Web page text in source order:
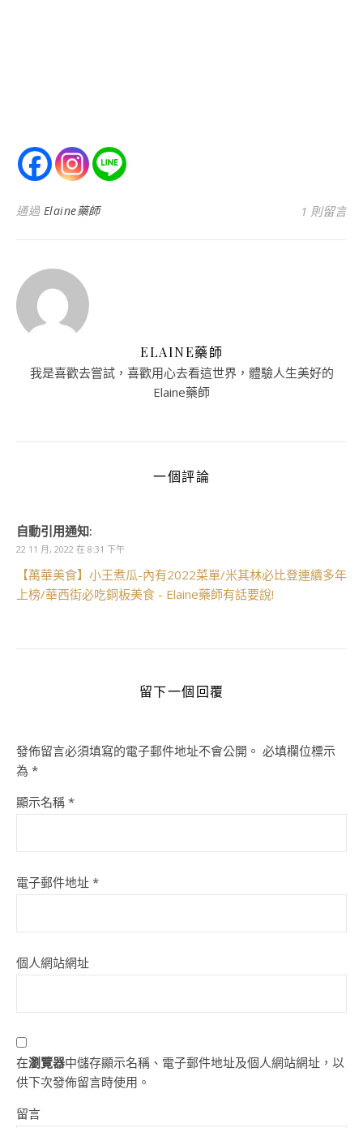
通過 Elaine藥師 1 則留言
ELAINE藥師
我是喜歡去嘗試，喜歡用心去看這世界，體驗人生美好的
Elaine藥師
一個評論
自動引用通知:
22 11 月, 2022 在 8:31 下午
【萬華美食】小王煮瓜-內有2022菜單/米其林必比登連續多年
上榜/華西街必吃銅板美食 - Elaine藥師有話要說!
留下一個回覆
發佈留言必須填寫的電子郵件地址不會公開。 必填欄位標示
為 *
顯示名稱 *
電子郵件地址 *
個人網站網址
在瀏覽器中儲存顯示名稱、電子郵件地址及個人網站網址，以
供下次發佈留言時使用。
留言